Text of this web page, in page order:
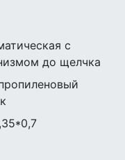
с
до щелчка